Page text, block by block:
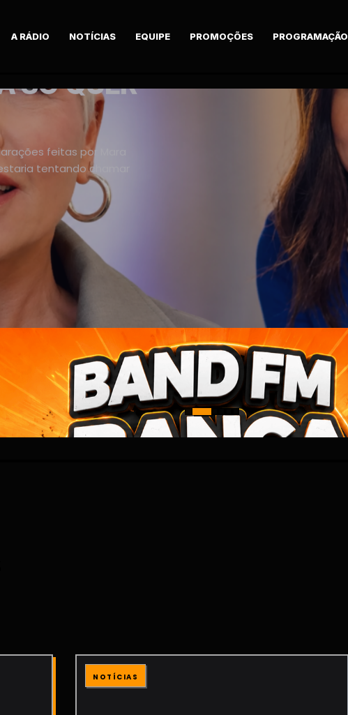
A RÁDIO NOTÍCIAS EQUIPE PROMOÇÕES PROGRAMAÇÃO
NOTÍCIAS